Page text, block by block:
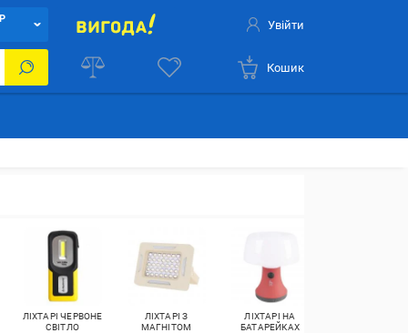
Увійти
Кошик
ЛІХТАРІ ЧЕРВОНЕ
СВІТЛО
ЛІХТАРІ З
МАГНІТОМ
ЛІХТАРІ НА
БАТАРЕЙКАХ